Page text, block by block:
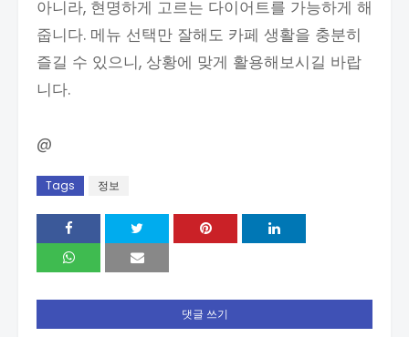
아니라, 현명하게 고르는 다이어트를 가능하게 해
줍니다. 메뉴 선택만 잘해도 카페 생활을 충분히
즐길 수 있으니, 상황에 맞게 활용해보시길 바랍
니다.
@
Tags 정보
댓글 쓰기